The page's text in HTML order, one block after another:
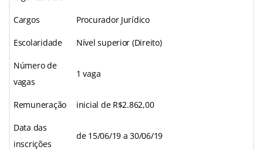
Cargos Procurador Jurídico
Escolaridade Nível superior (Direito)
Número de
vagas
1 vaga
Remuneração inicial de R$2.862,00
Data das
inscrições
de 15/06/19 a 30/06/19